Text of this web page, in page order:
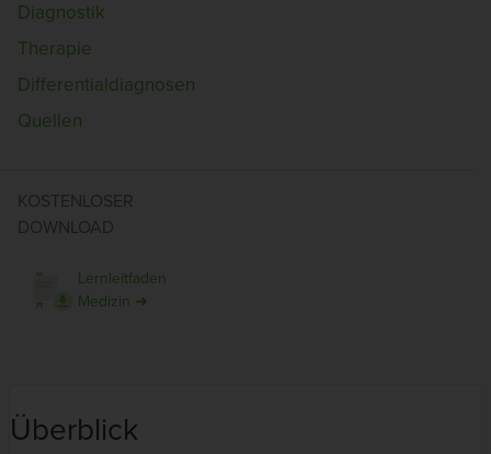
Diagnostik
Therapie
Differentialdiagnosen
Quellen
KOSTENLOSER
DOWNLOAD
Lernleitfaden
Medizin ➜
Überblick